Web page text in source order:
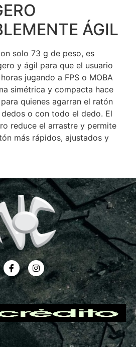
ÁGIL
solo 73 g de peso, es
y ágil para que el usuario
jugando a FPS o MOBA
simétrica y compacta hace
quienes agarran el ratón
o con todo el dedo. El
reduce el arrastre y permite
más rápidos, ajustados y